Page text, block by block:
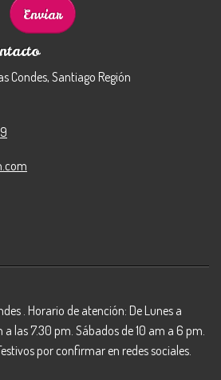
Condes, Santiago Región
. Horario de atención: De Lunes a
las 7.30 pm. Sábados de 10 am a 6 pm.
por confirmar en redes sociales.